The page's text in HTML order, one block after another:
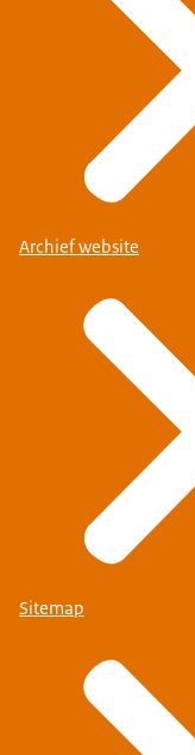
Archief website
Sitemap